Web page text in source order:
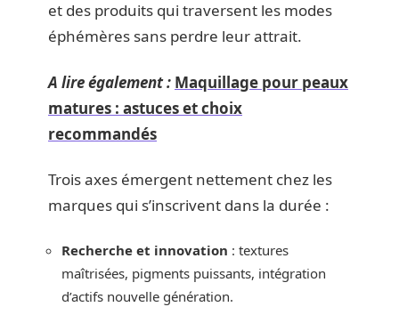
et des produits qui traversent les modes
éphémères sans perdre leur attrait.
A lire également : Maquillage pour peaux
matures : astuces et choix
recommandés
Trois axes émergent nettement chez les
marques qui s’inscrivent dans la durée :
Recherche et innovation : textures
maîtrisées, pigments puissants, intégration
d’actifs nouvelle génération.